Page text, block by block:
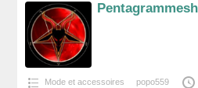
Mode et accessoires popo559